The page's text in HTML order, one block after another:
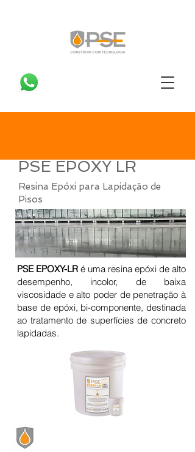
PSE EPOXY LR
Resina Epóxi para Lapidação de
Pisos
PSE EPOXY-LR é uma resina epóxi de alto
desempenho, incolor, de baixa
viscosidade e alto poder de penetração à
base de epóxi, bi-componente, destinada
ao tratamento de superfícies de concreto
lapidadas.